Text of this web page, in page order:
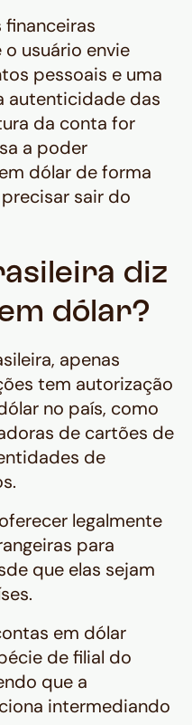
financeiras
usuário envie
pessoais e uma
autenticidade das
da conta for
a poder
dólar de forma
sair do
diz
dólar?
apenas
tem autorização
no país, como
de cartões de
de
legalmente
para
que elas sejam
em dólar
de filial do
que a
intermediando